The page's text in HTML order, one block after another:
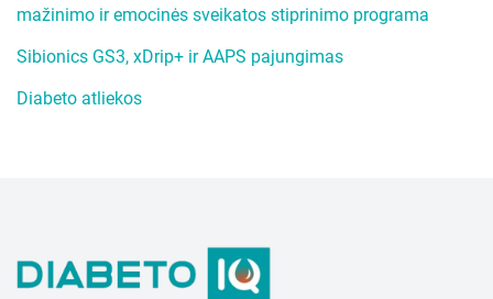
mažinimo ir emocinės sveikatos stiprinimo programa
Sibionics GS3, xDrip+ ir AAPS pajungimas
Diabeto atliekos